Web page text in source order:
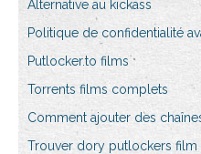
Alternative au kickass
Politique de confidentialité
Putlocker.to films
Torrents films complets
Comment ajouter des
Trouver dory putlockers